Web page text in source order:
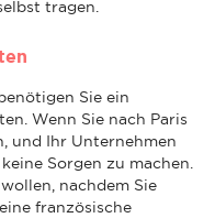
tragen.
Sie ein
Wenn Sie nach Paris
und Ihr Unternehmen
Sorgen zu machen.
nachdem Sie
französische